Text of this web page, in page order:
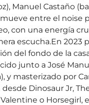
Manuel Castaño
mueve entre el noise
con una energía
escucha.En 2023
del fondo de la
junto a José
y masterizado por
Dinosaur Jr,
o Horsegirl,